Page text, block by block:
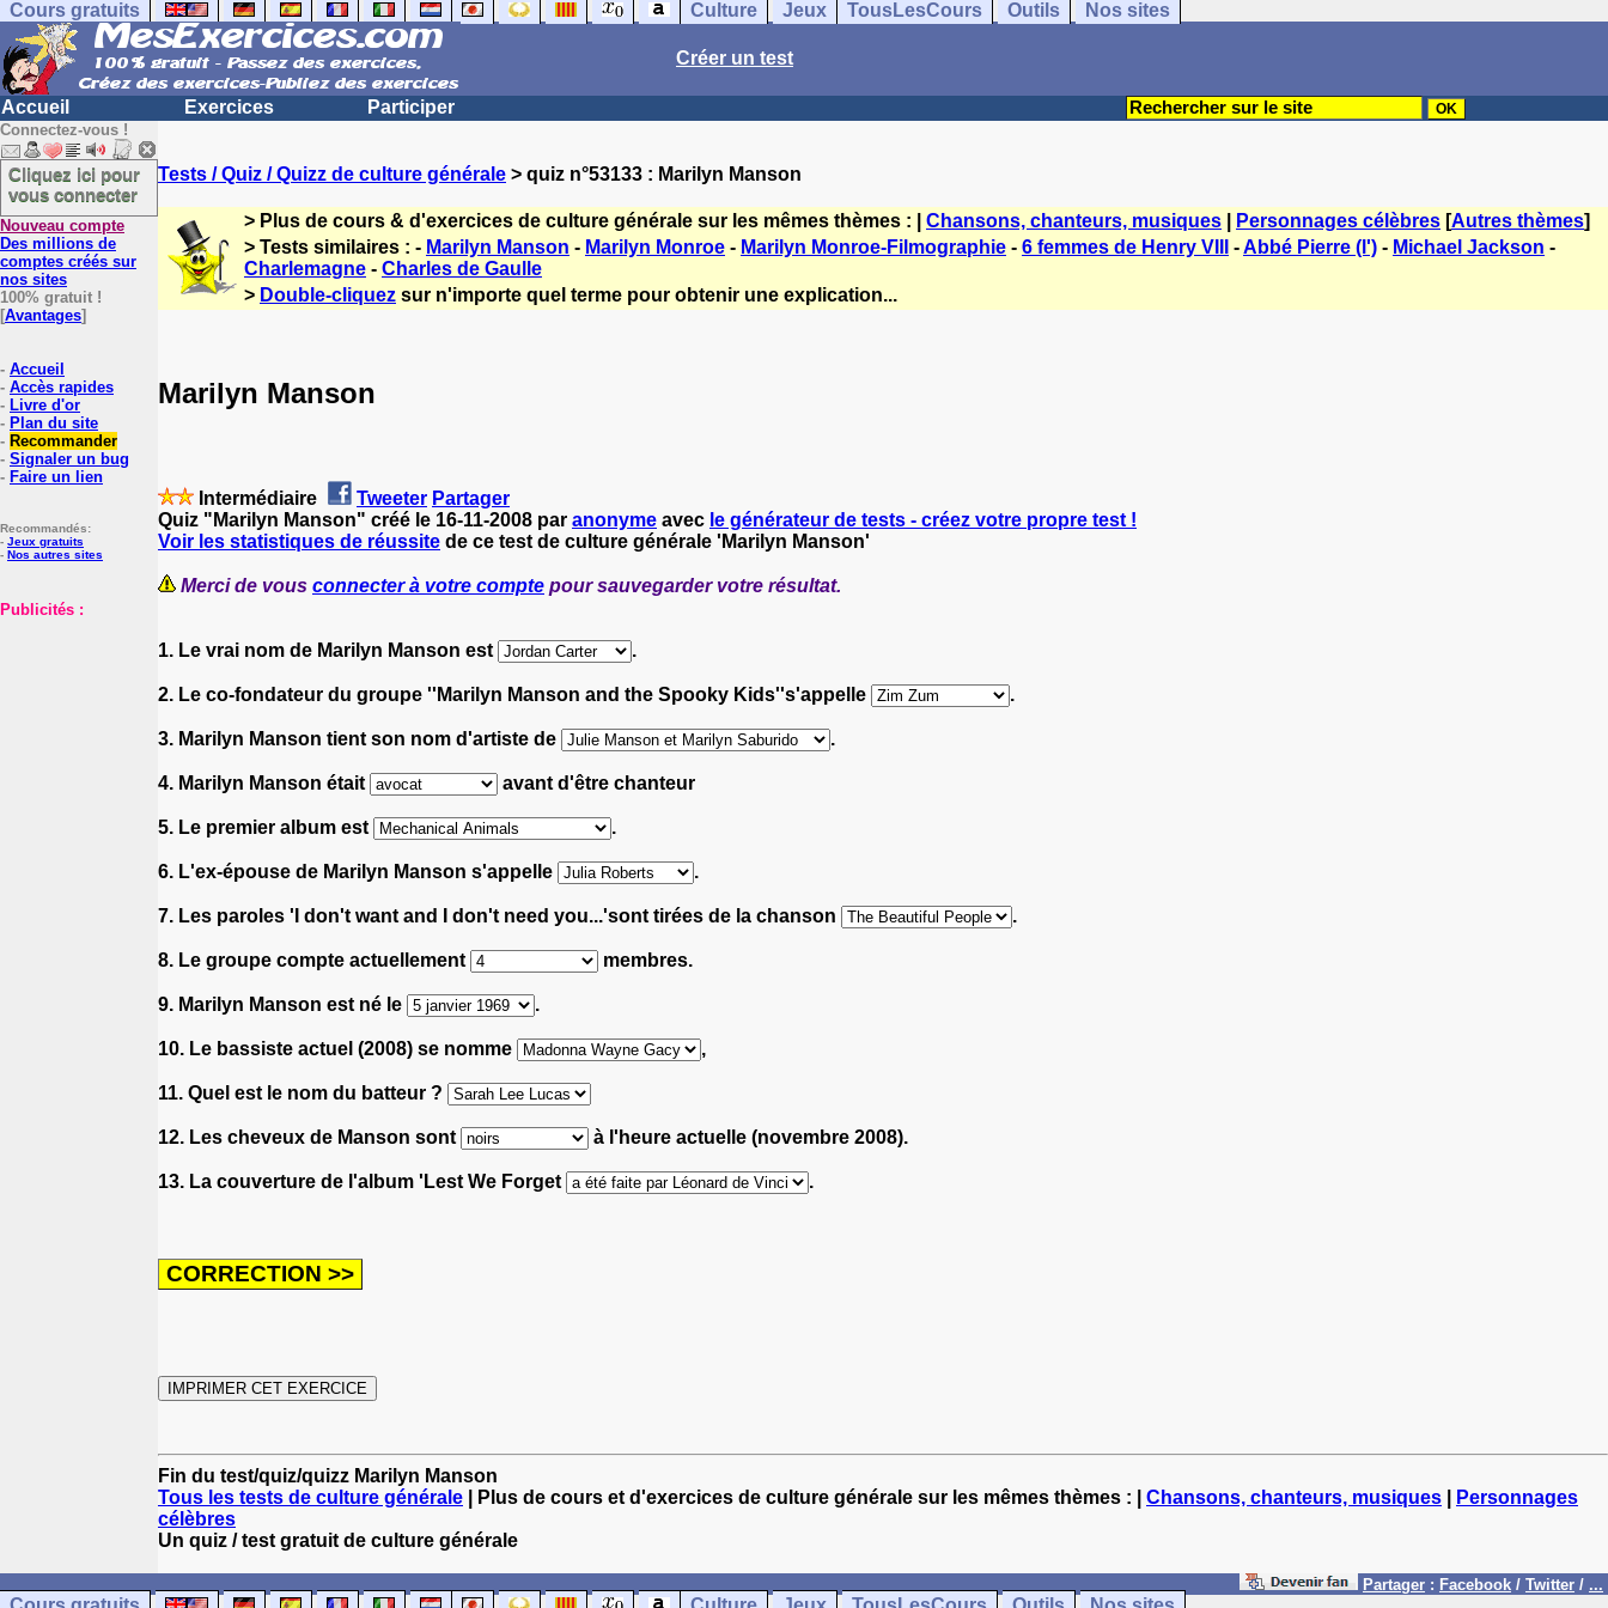
Cours gratuits Culture Jeux TousLesCours Outils Nos sites
Créer un test
Accueil Exercices Participer
Connectez-vous !
Cliquez ici pour
vous connecter
Nouveau compte
Des millions de
comptes créés sur
nos sites
100% gratuit !
[Avantages]
- Accueil
- Accès rapides
- Livre d'or
- Plan du site
- Recommander
- Signaler un bug
- Faire un lien
Recommandés:
- Jeux gratuits
- Nos autres sites
Publicités :
Tests / Quiz / Quizz de culture générale > quiz n°53133 : Marilyn Manson
> Plus de cours & d'exercices de culture générale sur les mêmes thèmes : | Chansons, chanteurs, musiques Personnages célèbres [Autres thèmes]
> Tests similaires : - Marilyn Manson - Marilyn Monroe - Marilyn Monroe-Filmographie - 6 femmes de Henry VIII -Abbé Pierre (l') - Michael Jackson -
Charlemagne - Charles de Gaulle
> Double-cliquez sur n'importe quel terme pour obtenir une explication...
Marilyn Manson
Intermédiaire Tweeter Partager
Quiz "Marilyn Manson" créé le 16-11-2008 par anonyme avec le générateur de tests - créez votre propre test !
Voir les statistiques de réussite de ce test de culture générale 'Marilyn Manson'
Merci de vous connecter à votre compte pour sauvegarder votre résultat.
1. Le vrai nom de Marilyn Manson est .
2. Le co-fondateur du groupe ''Marilyn Manson and the Spooky Kids''s'appelle .
3. Marilyn Manson tient son nom d'artiste de .
4. Marilyn Manson était avant d'être chanteur
5. Le premier album est .
6. L'ex-épouse de Marilyn Manson s'appelle .
7. Les paroles 'I don't want and I don't need you...'sont tirées de la chanson .
8. Le groupe compte actuellement membres.
9. Marilyn Manson est né le .
10. Le bassiste actuel (2008) se nomme ,
11. Quel est le nom du batteur ?
12. Les cheveux de Manson sont à l'heure actuelle (novembre 2008).
13. La couverture de l'album 'Lest We Forget .
Fin du test/quiz/quizz Marilyn Manson
Tous les tests de culture générale | Plus de cours et d'exercices de culture générale sur les mêmes thèmes : | Chansons, chanteurs, musiques
Personnages
célèbres
Un quiz / test gratuit de culture générale
Partager : Facebook / Twitter / ...